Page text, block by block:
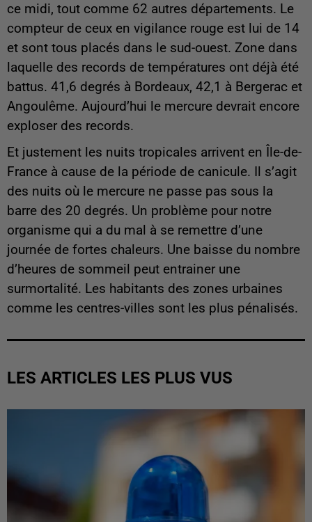
ce midi, tout comme 62 autres départements. Le
compteur de ceux en vigilance rouge est lui de 14
et sont tous placés dans le sud-ouest. Zone dans
laquelle des records de températures ont déjà été
battus. 41,6 degrés à Bordeaux, 42,1 à Bergerac et
Angoulême. Aujourd’hui le mercure devrait encore
exploser des records.
Et justement les nuits tropicales arrivent en Île-de-
France à cause de la période de canicule. Il s’agit
des nuits où le mercure ne passe pas sous la
barre des 20 degrés. Un problème pour notre
organisme qui a du mal à se remettre d’une
journée de fortes chaleurs. Une baisse du nombre
d’heures de sommeil peut entrainer une
surmortalité. Les habitants des zones urbaines
comme les centres-villes sont les plus pénalisés.
LES ARTICLES LES PLUS VUS